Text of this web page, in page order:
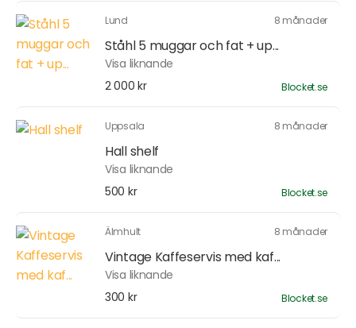
Lund 8 månader
Ståhl 5 muggar och fat + up...
Visa liknande
2 000 kr
Blocket.se
Uppsala 8 månader
Hall shelf
Visa liknande
500 kr
Blocket.se
Älmhult 8 månader
Vintage Kaffeservis med kaf...
Visa liknande
300 kr
Blocket.se